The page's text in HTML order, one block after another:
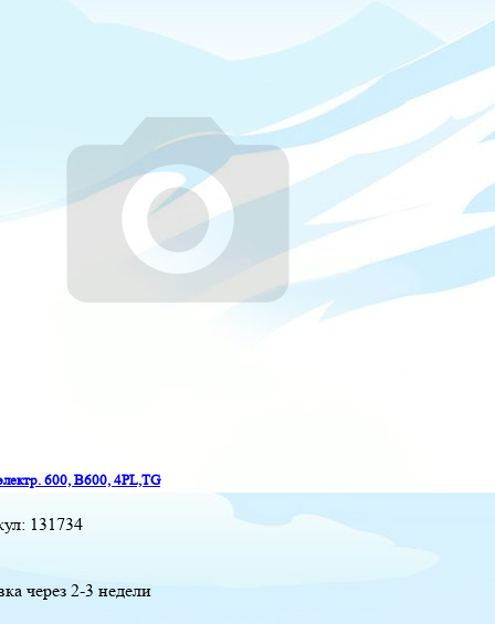
600, B600, 4PL,TG
131734
через 2-3 недели